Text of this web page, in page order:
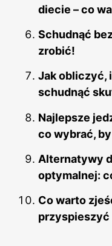
diecie – co
Schudnąć
zrobić!
Jak obliczyć,
schudnąć
Najlepsze
co wybrać,
Alternatywy
optymalnej:
Co warto
przyspieszyć